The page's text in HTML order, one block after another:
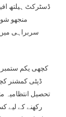
ڈسٹرکٹ ہیلتھ
منجھو
سربراہی
کچھی یکم
ڈپٹی کمشنر
تحصیل
رکھنے کے لیے